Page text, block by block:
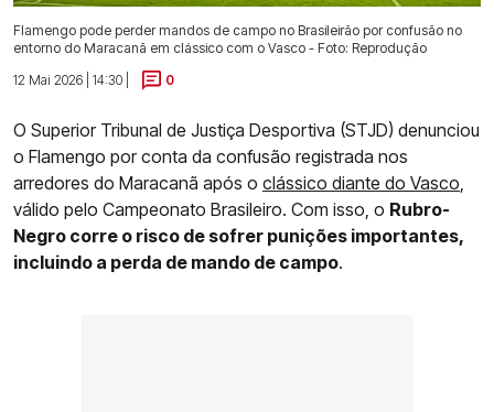
Flamengo pode perder mandos de campo no Brasileirão por confusão no
entorno do Maracanã em clássico com o Vasco - Foto: Reprodução
12 Mai 2026 | 14:30 |
0
O Superior Tribunal de Justiça Desportiva (STJD) denunciou
o Flamengo por conta da confusão registrada nos
arredores do Maracanã após o clássico diante do Vasco,
válido pelo Campeonato Brasileiro. Com isso, o Rubro-
Negro corre o risco de sofrer punições importantes,
incluindo a perda de mando de campo.